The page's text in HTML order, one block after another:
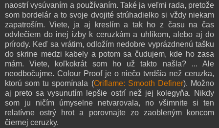
naostrí vysúvaním a používaním. Také ja veľmi rada, pretože
som bordelár a to svoje dvojité strúhadielko si vždy niekam
zapatroším. Viete, ja aj kreslím a tak ho z času na čas
odvlečiem do inej izby k ceruzkám a uhlíkom, alebo aj do
prírody. Keď sa vrátim, odložím nedobre vyprázdnenú tašku
do skrine medzi kabely a potom sa čudujem, kde ho zasa
mám. Viete, koľkokrát som ho už takto našla? ... Ale
neodbočujme. Colour Proof je o niečo tvrdšia než ceruzka,
ktorú som tu spomínala (Oriflame: Smooth Definer). Možno
aj preto sa vysunutím lepšie ostrí než jej kolegyňa. Nikdy
som ju ničím úmyselne netvarovala, no všimnite si ten
relatívne ostrý hrot a porovnajte zo zaobleným koncom
čiernej ceruzky.